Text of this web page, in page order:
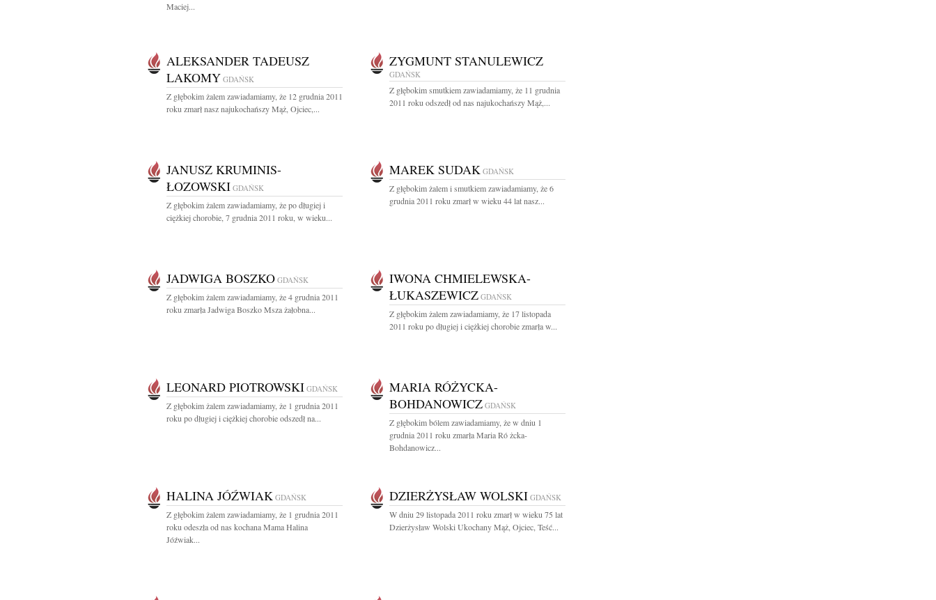
Maciej...
ALEKSANDER TADEUSZ
LAKOMY GDAŃSK
Z głębokim żalem zawiadamiamy, że 12 grudnia 2011
roku zmarł nasz najukochańszy Mąż, Ojciec,...
ZYGMUNT STANULEWICZ
GDAŃSK
Z głębokim smutkiem zawiadamiamy, że 11 grudnia
2011 roku odszedł od nas najukochańszy Mąż,...
JANUSZ KRUMINIS-
ŁOZOWSKI GDAŃSK
Z głębokim żalem zawiadamiamy, że po długiej i
ciężkiej chorobie, 7 grudnia 2011 roku, w wieku...
MAREK SUDAK GDAŃSK
Z głębokim żalem i smutkiem zawiadamiamy, że 6
grudnia 2011 roku zmarł w wieku 44 lat nasz...
JADWIGA BOSZKO GDAŃSK
Z głębokim żalem zawiadamiamy, że 4 grudnia 2011
roku zmarła Jadwiga Boszko Msza żałobna...
IWONA CHMIELEWSKA-
ŁUKASZEWICZ GDAŃSK
Z głębokim żalem zawiadamiamy, że 17 listopada
2011 roku po długiej i ciężkiej chorobie zmarła w...
LEONARD PIOTROWSKI GDAŃSK
Z głębokim żalem zawiadamiamy, że 1 grudnia 2011
roku po długiej i ciężkiej chorobie odszedł na...
MARIA RÓŻYCKA-
BOHDANOWICZ GDAŃSK
Z głębokim bólem zawiadamiamy, że w dniu 1
grudnia 2011 roku zmarła Maria Ró żcka-
Bohdanowicz...
HALINA JÓŹWIAK GDAŃSK
Z głębokim żalem zawiadamiamy, że 1 grudnia 2011
roku odeszła od nas kochana Mama Halina
Jóźwiak...
DZIERŻYSŁAW WOLSKI GDAŃSK
W dniu 29 listopada 2011 roku zmarł w wieku 75 lat
Dzierżysław Wolski Ukochany Mąż, Ojciec, Teść...